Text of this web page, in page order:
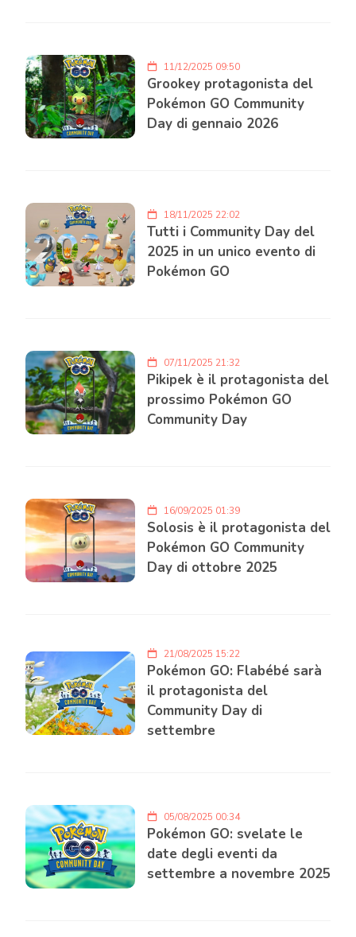
11/12/2025 09:50
Grookey protagonista del
Pokémon GO Community
Day di gennaio 2026
18/11/2025 22:02
Tutti i Community Day del
2025 in un unico evento di
Pokémon GO
07/11/2025 21:32
Pikipek è il protagonista del
prossimo Pokémon GO
Community Day
16/09/2025 01:39
Solosis è il protagonista del
Pokémon GO Community
Day di ottobre 2025
21/08/2025 15:22
Pokémon GO: Flabébé sarà
il protagonista del
Community Day di
settembre
05/08/2025 00:34
Pokémon GO: svelate le
date degli eventi da
settembre a novembre 2025